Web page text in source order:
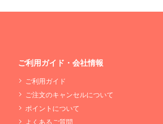
ご利用ガイド・会社情報
ご利用ガイド
ご注文のキャンセルについて
ポイントについて
よくあるご質問